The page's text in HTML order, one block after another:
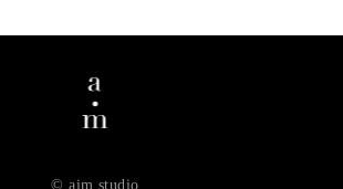
© aim studio